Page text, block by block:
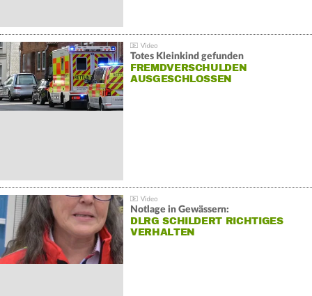
Totes Kleinkind gefunden
FREMDVERSCHULDEN
AUSGESCHLOSSEN
Notlage in Gewässern:
DLRG SCHILDERT RICHTIGES
VERHALTEN